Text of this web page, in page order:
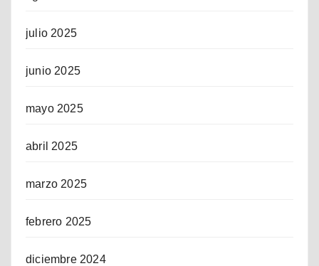
julio 2025
junio 2025
mayo 2025
abril 2025
marzo 2025
febrero 2025
diciembre 2024